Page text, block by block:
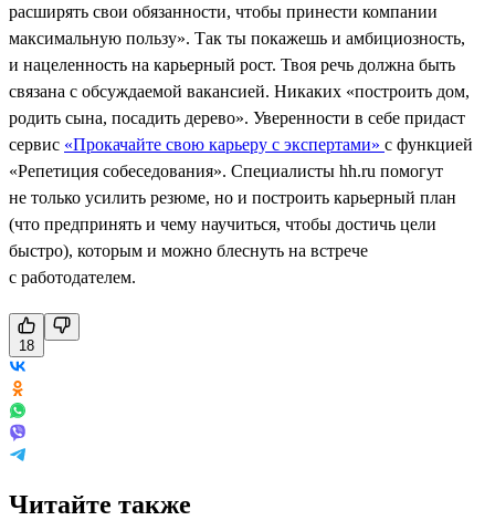
расширять свои обязанности, чтобы принести компании
максимальную пользу». Так ты покажешь и амбициозность,
и нацеленность на карьерный рост. Твоя речь должна быть
связана с обсуждаемой вакансией. Никаких «построить дом,
родить сына, посадить дерево». Уверенности в себе придаст
сервис «Прокачайте свою карьеру с экспертами» с функцией
«Репетиция собеседования». Специалисты hh.ru помогут
не только усилить резюме, но и построить карьерный план
(что предпринять и чему научиться, чтобы достичь цели
быстро), которым и можно блеснуть на встрече
с работодателем.
18
Читайте также